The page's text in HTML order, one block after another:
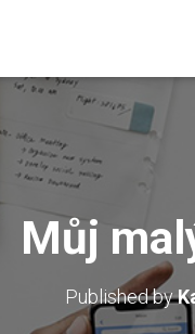
Můj
Published by